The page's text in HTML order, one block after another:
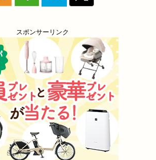
スポンサーリンク